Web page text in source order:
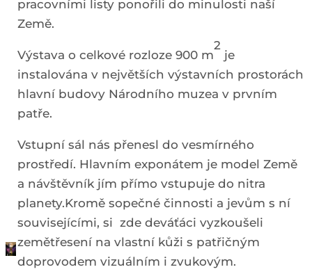
pracovními listy ponořili do minulosti naší
Země.
Výstava o celkové rozloze 900 m
2
je
instalována v největších výstavních prostorách
hlavní budovy Národního muzea v prvním
patře.
Vstupní sál nás přenesl do vesmírného
prostředí. Hlavním exponátem je model Země
a návštěvník jím přímo vstupuje do nitra
planety.Kromě sopečné činnosti a jevům s ní
souvisejícími, si zde deváťáci vyzkoušeli
zemětřesení na vlastní kůži s patřičným
doprovodem vizuálním i zvukovým.